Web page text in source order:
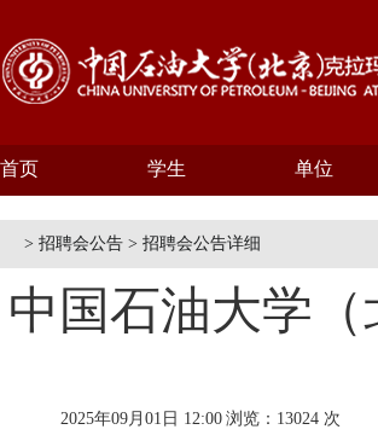
首页 学生 单位
> 招聘会公告 > 招聘会公告详细
中国石油大学
2025年09月01日 12:00 浏览：13024 次